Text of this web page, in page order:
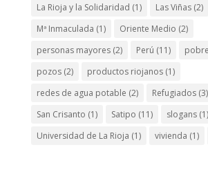
La Rioja y la Solidaridad (1) Las Viñas(2)
Mª Inmaculada (1) Oriente Medio (2)
personas mayores(2) Perú (11)
pozos(2) productos riojanos(1)
redes de agua potable (2) Refugiados(3)
San Crisanto (1) Satipo (11) slogans(1)
Universidad de La Rioja (1) vivienda (1)